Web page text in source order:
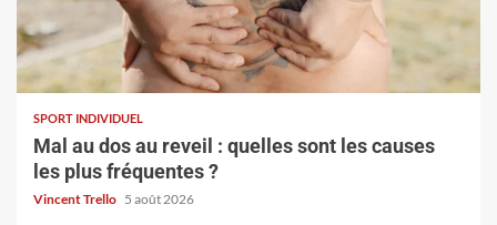
SPORT INDIVIDUEL
Mal au dos au reveil : quelles sont les causes
les plus fréquentes ?
Vincent Trello 5 août 2026